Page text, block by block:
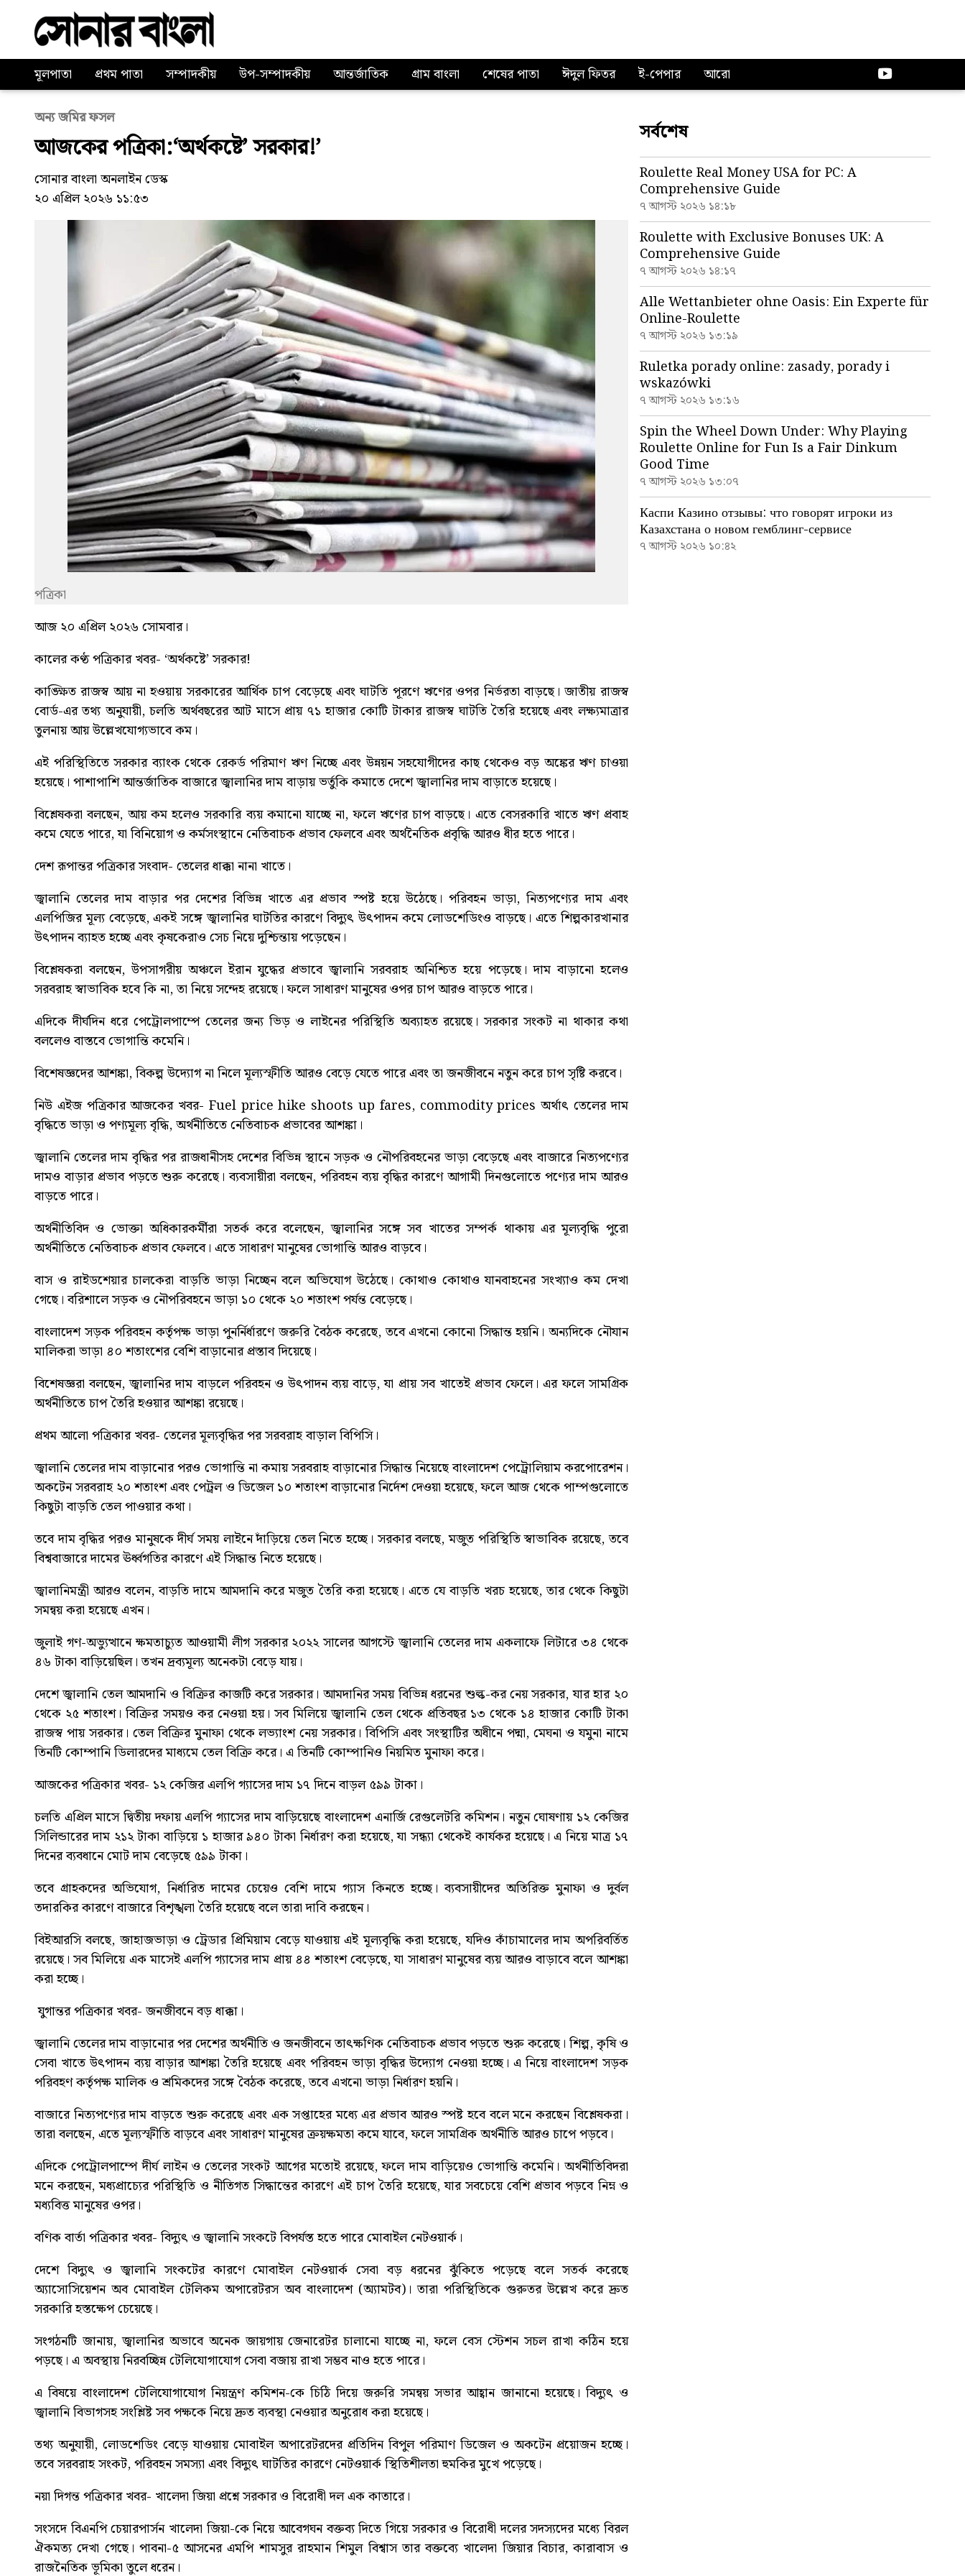
মূলপাতা প্রথম পাতা সম্পাদকীয় উপ-সম্পাদকীয় আন্তর্জাতিক গ্রাম বাংলা শেষের পাতা ঈদুল ফিতর ই-পেপার আরো
অন্য জমির ফসল
আজকের পত্রিকা:‘অর্থকষ্টে’ সরকার!’
সোনার বাংলা অনলাইন ডেস্ক
২০ এপ্রিল ২০২৬ ১১:৫৩
পত্রিকা
আজ ২০ এপ্রিল ২০২৬ সোমবার।
কালের কণ্ঠ পত্রিকার খবর- ‘অর্থকষ্টে’ সরকার!
কাঙ্ক্ষিত রাজস্ব আয় না হওয়ায় সরকারের আর্থিক চাপ বেড়েছে এবং ঘাটতি পূরণে ঋণের ওপর নির্ভরতা বাড়ছে। জাতীয় রাজস্ব
বোর্ড-এর তথ্য অনুযায়ী, চলতি অর্থবছরের আট মাসে প্রায় ৭১ হাজার কোটি টাকার রাজস্ব ঘাটতি তৈরি হয়েছে এবং লক্ষ্যমাত্রার
তুলনায় আয় উল্লেখযোগ্যভাবে কম।
এই পরিস্থিতিতে সরকার ব্যাংক থেকে রেকর্ড পরিমাণ ঋণ নিচ্ছে এবং উন্নয়ন সহযোগীদের কাছ থেকেও বড় অঙ্কের ঋণ চাওয়া
হয়েছে। পাশাপাশি আন্তর্জাতিক বাজারে জ্বালানির দাম বাড়ায় ভর্তুকি কমাতে দেশে জ্বালানির দাম বাড়াতে হয়েছে।
বিশ্লেষকরা বলছেন, আয় কম হলেও সরকারি ব্যয় কমানো যাচ্ছে না, ফলে ঋণের চাপ বাড়ছে। এতে বেসরকারি খাতে ঋণ প্রবাহ
কমে যেতে পারে, যা বিনিয়োগ ও কর্মসংস্থানে নেতিবাচক প্রভাব ফেলবে এবং অর্থনৈতিক প্রবৃদ্ধি আরও ধীর হতে পারে।
দেশ রূপান্তর পত্রিকার সংবাদ- তেলের ধাক্কা নানা খাতে।
জ্বালানি তেলের দাম বাড়ার পর দেশের বিভিন্ন খাতে এর প্রভাব স্পষ্ট হয়ে উঠেছে। পরিবহন ভাড়া, নিত্যপণ্যের দাম এবং
এলপিজির মূল্য বেড়েছে, একই সঙ্গে জ্বালানির ঘাটতির কারণে বিদ্যুৎ উৎপাদন কমে লোডশেডিংও বাড়ছে। এতে শিল্পকারখানার
উৎপাদন ব্যাহত হচ্ছে এবং কৃষকেরাও সেচ নিয়ে দুশ্চিন্তায় পড়েছেন।
বিশ্লেষকরা বলছেন, উপসাগরীয় অঞ্চলে ইরান যুদ্ধের প্রভাবে জ্বালানি সরবরাহ অনিশ্চিত হয়ে পড়েছে। দাম বাড়ানো হলেও
সরবরাহ স্বাভাবিক হবে কি না, তা নিয়ে সন্দেহ রয়েছে। ফলে সাধারণ মানুষের ওপর চাপ আরও বাড়তে পারে।
এদিকে দীর্ঘদিন ধরে পেট্রোলপাম্পে তেলের জন্য ভিড় ও লাইনের পরিস্থিতি অব্যাহত রয়েছে। সরকার সংকট না থাকার কথা
বললেও বাস্তবে ভোগান্তি কমেনি।
বিশেষজ্ঞদের আশঙ্কা, বিকল্প উদ্যোগ না নিলে মূল্যস্ফীতি আরও বেড়ে যেতে পারে এবং তা জনজীবনে নতুন করে চাপ সৃষ্টি করবে।
নিউ এইজ পত্রিকার আজকের খবর- Fuel price hike shoots up fares, commodity pricesঅর্থাৎ তেলের দাম
বৃদ্ধিতে ভাড়া ও পণ্যমূল্য বৃদ্ধি, অর্থনীতিতে নেতিবাচক প্রভাবের আশঙ্কা।
জ্বালানি তেলের দাম বৃদ্ধির পর রাজধানীসহ দেশের বিভিন্ন স্থানে সড়ক ও নৌপরিবহনের ভাড়া বেড়েছে এবং বাজারে নিত্যপণ্যের
দামও বাড়ার প্রভাব পড়তে শুরু করেছে। ব্যবসায়ীরা বলছেন, পরিবহন ব্যয় বৃদ্ধির কারণে আগামী দিনগুলোতে পণ্যের দাম আরও
বাড়তে পারে।
অর্থনীতিবিদ ও ভোক্তা অধিকারকর্মীরা সতর্ক করে বলেছেন, জ্বালানির সঙ্গে সব খাতের সম্পর্ক থাকায় এর মূল্যবৃদ্ধি পুরো
অর্থনীতিতে নেতিবাচক প্রভাব ফেলবে। এতে সাধারণ মানুষের ভোগান্তি আরও বাড়বে।
বাস ও রাইডশেয়ার চালকেরা বাড়তি ভাড়া নিচ্ছেন বলে অভিযোগ উঠেছে। কোথাও কোথাও যানবাহনের সংখ্যাও কম দেখা
গেছে। বরিশালে সড়ক ও নৌপরিবহনে ভাড়া ১০ থেকে ২০ শতাংশ পর্যন্ত বেড়েছে।
বাংলাদেশ সড়ক পরিবহন কর্তৃপক্ষ ভাড়া পুনর্নির্ধারণে জরুরি বৈঠক করেছে, তবে এখনো কোনো সিদ্ধান্ত হয়নি। অন্যদিকে নৌযান
মালিকরা ভাড়া ৪০ শতাংশের বেশি বাড়ানোর প্রস্তাব দিয়েছে।
বিশেষজ্ঞরা বলছেন, জ্বালানির দাম বাড়লে পরিবহন ও উৎপাদন ব্যয় বাড়ে, যা প্রায় সব খাতেই প্রভাব ফেলে। এর ফলে সামগ্রিক
অর্থনীতিতে চাপ তৈরি হওয়ার আশঙ্কা রয়েছে।
প্রথম আলো পত্রিকার খবর- তেলের মূল্যবৃদ্ধির পর সরবরাহ বাড়াল বিপিসি।
জ্বালানি তেলের দাম বাড়ানোর পরও ভোগান্তি না কমায় সরবরাহ বাড়ানোর সিদ্ধান্ত নিয়েছে বাংলাদেশ পেট্রোলিয়াম করপোরেশন।
অকটেন সরবরাহ ২০ শতাংশ এবং পেট্রল ও ডিজেল ১০ শতাংশ বাড়ানোর নির্দেশ দেওয়া হয়েছে, ফলে আজ থেকে পাম্পগুলোতে
কিছুটা বাড়তি তেল পাওয়ার কথা।
তবে দাম বৃদ্ধির পরও মানুষকে দীর্ঘ সময় লাইনে দাঁড়িয়ে তেল নিতে হচ্ছে। সরকার বলছে, মজুত পরিস্থিতি স্বাভাবিক রয়েছে, তবে
বিশ্ববাজারে দামের ঊর্ধ্বগতির কারণে এই সিদ্ধান্ত নিতে হয়েছে।
জ্বালানিমন্ত্রী আরও বলেন, বাড়তি দামে আমদানি করে মজুত তৈরি করা হয়েছে। এতে যে বাড়তি খরচ হয়েছে, তার থেকে কিছুটা
সমন্বয় করা হয়েছে এখন।
জুলাই গণ-অভ্যুত্থানে ক্ষমতাচ্যুত আওয়ামী লীগ সরকার ২০২২ সালের আগস্টে জ্বালানি তেলের দাম একলাফে লিটারে ৩৪ থেকে
৪৬ টাকা বাড়িয়েছিল। তখন দ্রব্যমূল্য অনেকটা বেড়ে যায়।
দেশে জ্বালানি তেল আমদানি ও বিক্রির কাজটি করে সরকার। আমদানির সময় বিভিন্ন ধরনের শুল্ক-কর নেয় সরকার, যার হার ২০
থেকে ২৫ শতাংশ। বিক্রির সময়ও কর নেওয়া হয়। সব মিলিয়ে জ্বালানি তেল থেকে প্রতিবছর ১৩ থেকে ১৪ হাজার কোটি টাকা
রাজস্ব পায় সরকার। তেল বিক্রির মুনাফা থেকে লভ্যাংশ নেয় সরকার। বিপিসি এবং সংস্থাটির অধীনে পদ্মা, মেঘনা ও যমুনা নামে
তিনটি কোম্পানি ডিলারদের মাধ্যমে তেল বিক্রি করে। এ তিনটি কোম্পানিও নিয়মিত মুনাফা করে।
আজকের পত্রিকার খবর- ১২ কেজির এলপি গ্যাসের দাম ১৭ দিনে বাড়ল ৫৯৯ টাকা ।
চলতি এপ্রিল মাসে দ্বিতীয় দফায় এলপি গ্যাসের দাম বাড়িয়েছে বাংলাদেশ এনার্জি রেগুলেটরি কমিশন। নতুন ঘোষণায় ১২ কেজির
সিলিন্ডারের দাম ২১২ টাকা বাড়িয়ে ১ হাজার ৯৪০ টাকা নির্ধারণ করা হয়েছে, যা সন্ধ্যা থেকেই কার্যকর হয়েছে। এ নিয়ে মাত্র ১৭
দিনের ব্যবধানে মোট দাম বেড়েছে ৫৯৯ টাকা।
তবে গ্রাহকদের অভিযোগ, নির্ধারিত দামের চেয়েও বেশি দামে গ্যাস কিনতে হচ্ছে। ব্যবসায়ীদের অতিরিক্ত মুনাফা ও দুর্বল
তদারকির কারণে বাজারে বিশৃঙ্খলা তৈরি হয়েছে বলে তারা দাবি করছেন।
বিইআরসি বলছে, জাহাজভাড়া ও ট্রেডার প্রিমিয়াম বেড়ে যাওয়ায় এই মূল্যবৃদ্ধি করা হয়েছে, যদিও কাঁচামালের দাম অপরিবর্তিত
রয়েছে। সব মিলিয়ে এক মাসেই এলপি গ্যাসের দাম প্রায় ৪৪ শতাংশ বেড়েছে, যা সাধারণ মানুষের ব্যয় আরও বাড়াবে বলে আশঙ্কা
করা হচ্ছে।
যুগান্তর পত্রিকার খবর- জনজীবনে বড় ধাক্কা।
জ্বালানি তেলের দাম বাড়ানোর পর দেশের অর্থনীতি ও জনজীবনে তাৎক্ষণিক নেতিবাচক প্রভাব পড়তে শুরু করেছে। শিল্প, কৃষি ও
সেবা খাতে উৎপাদন ব্যয় বাড়ার আশঙ্কা তৈরি হয়েছে এবং পরিবহন ভাড়া বৃদ্ধির উদ্যোগ নেওয়া হচ্ছে। এ নিয়ে বাংলাদেশ সড়ক
পরিবহণ কর্তৃপক্ষ মালিক ও শ্রমিকদের সঙ্গে বৈঠক করেছে, তবে এখনো ভাড়া নির্ধারণ হয়নি।
বাজারে নিত্যপণ্যের দাম বাড়তে শুরু করেছে এবং এক সপ্তাহের মধ্যে এর প্রভাব আরও স্পষ্ট হবে বলে মনে করছেন বিশ্লেষকরা।
তারা বলছেন, এতে মূল্যস্ফীতি বাড়বে এবং সাধারণ মানুষের ক্রয়ক্ষমতা কমে যাবে, ফলে সামগ্রিক অর্থনীতি আরও চাপে পড়বে।
এদিকে পেট্রোলপাম্পে দীর্ঘ লাইন ও তেলের সংকট আগের মতোই রয়েছে, ফলে দাম বাড়িয়েও ভোগান্তি কমেনি। অর্থনীতিবিদরা
মনে করছেন, মধ্যপ্রাচ্যের পরিস্থিতি ও নীতিগত সিদ্ধান্তের কারণে এই চাপ তৈরি হয়েছে, যার সবচেয়ে বেশি প্রভাব পড়বে নিম্ন ও
মধ্যবিত্ত মানুষের ওপর।
বণিক বার্তা পত্রিকার খবর- বিদ্যুৎ ও জ্বালানি সংকটে বিপর্যস্ত হতে পারে মোবাইল নেটওয়ার্ক ।
দেশে বিদ্যুৎ ও জ্বালানি সংকটের কারণে মোবাইল নেটওয়ার্ক সেবা বড় ধরনের ঝুঁকিতে পড়েছে বলে সতর্ক করেছে
অ্যাসোসিয়েশন অব মোবাইল টেলিকম অপারেটরস অব বাংলাদেশ (অ্যামটব)। তারা পরিস্থিতিকে গুরুতর উল্লেখ করে দ্রুত
সরকারি হস্তক্ষেপ চেয়েছে।
সংগঠনটি জানায়, জ্বালানির অভাবে অনেক জায়গায় জেনারেটর চালানো যাচ্ছে না, ফলে বেস স্টেশন সচল রাখা কঠিন হয়ে
পড়ছে। এ অবস্থায় নিরবচ্ছিন্ন টেলিযোগাযোগ সেবা বজায় রাখা সম্ভব নাও হতে পারে।
এ বিষয়ে বাংলাদেশ টেলিযোগাযোগ নিয়ন্ত্রণ কমিশন-কে চিঠি দিয়ে জরুরি সমন্বয় সভার আহ্বান জানানো হয়েছে। বিদ্যুৎ ও
জ্বালানি বিভাগসহ সংশ্লিষ্ট সব পক্ষকে নিয়ে দ্রুত ব্যবস্থা নেওয়ার অনুরোধ করা হয়েছে।
তথ্য অনুযায়ী, লোডশেডিং বেড়ে যাওয়ায় মোবাইল অপারেটরদের প্রতিদিন বিপুল পরিমাণ ডিজেল ও অকটেন প্রয়োজন হচ্ছে।
তবে সরবরাহ সংকট, পরিবহন সমস্যা এবং বিদ্যুৎ ঘাটতির কারণে নেটওয়ার্ক স্থিতিশীলতা হুমকির মুখে পড়েছে।
নয়া দিগন্ত পত্রিকার খবর- খালেদা জিয়া প্রশ্নে সরকার ও বিরোধী দল এক কাতারে।
সংসদে বিএনপি চেয়ারপার্সন খালেদা জিয়া-কে নিয়ে আবেগঘন বক্তব্য দিতে গিয়ে সরকার ও বিরোধী দলের সদস্যদের মধ্যে বিরল
ঐকমত্য দেখা গেছে। পাবনা-৫ আসনের এমপি শামসুর রাহমান শিমুল বিশ্বাস তার বক্তব্যে খালেদা জিয়ার বিচার, কারাবাস ও
রাজনৈতিক ভূমিকা তুলে ধরেন।
সর্বশেষ
Roulette Real Money USA for PC: A
Comprehensive Guide
৭ আগস্ট ২০২৬ ১৪:১৮
Roulette with Exclusive Bonuses UK: A
Comprehensive Guide
৭ আগস্ট ২০২৬ ১৪:১৭
Alle Wettanbieter ohne Oasis: Ein Experte für
Online-Roulette
৭ আগস্ট ২০২৬ ১৩:১৯
Ruletka porady online: zasady, porady i
wskazówki
৭ আগস্ট ২০২৬ ১৩:১৬
Spin the Wheel Down Under: Why Playing
Roulette Online for Fun Is a Fair Dinkum
Good Time
৭ আগস্ট ২০২৬ ১৩:০৭
Каспи Казино отзывы: что говорят игроки из
Казахстана о новом гемблинг-сервисе
৭ আগস্ট ২০২৬ ১০:৪২